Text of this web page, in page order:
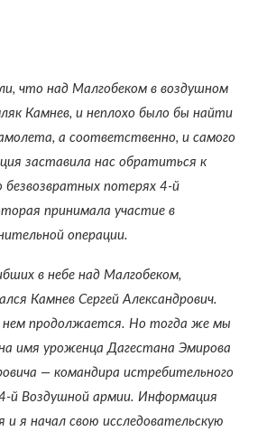
что над Малгобеком в воздушном
Камнев, и неплохо было бы найти
а соответственно, и самого
заставила нас обратиться к
безвозвратных потерях 4-й
принимала участие в
операции.
в небе над Малгобеком,
Камнев Сергей Александрович.
нем продолжается. Но тогда же мы
имя уроженца Дагестана Эмирова
— командира истребительного
й Воздушной армии. Информация
и я начал свою исследовательскую